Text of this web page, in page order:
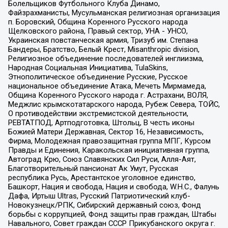
Болельщиков Футбольного Клуба Динамо,
Файзрахманисты, Мусульманская религиозная организация
п. Боровский, Община Коренного Русского народа
Щелковского района, Правый сектор, УНА - УНСО,
Украинская повстанческая армия, Тризуб им. Степана
Бандеры, Братство, Белый Крест, Misanthropic division,
Религиозное объединение последователей инглиизма,
Народная Социальная Инициатива, TulaSkins,
Этнополитическое объединение Русские, Русское
национальное объединение Атака, Мечеть Мирмамеда,
Община Коренного Русского народа г. Астрахани, ВОЛЯ,
Меджлис крымскотатарского народа, Рубеж Севера, ТОЙС,
О противодействии экстремистской деятельности,
РЕВТАТПОД, Артподготовка, Штольц, В честь иконы
Божией Матери Державная, Сектор 16, Независимость,
Фирма, Молодежная правозащитная группа МПГ, Курсом
Правды и Единения, Каракольская инициативная группа,
Автоград Крю, Союз Славянских Сил Руси, Алля-Аят,
Благотворительный пансионат Ак Умут, Русская
республика Русь, Арестантское уголовное единство,
Башкорт, Нация и свобода, Нация и свобода, W.H.С., Фалунь
Дафа, Иртыш Ultras, Русский Патриотический клуб-
Новокузнецк/РПК, Сибирский державный союз, Фонд
борьбы с коррупцией, Фонд защиты прав граждан, Штабы
Навального, Совет граждан СССР Прикубанского округа г.